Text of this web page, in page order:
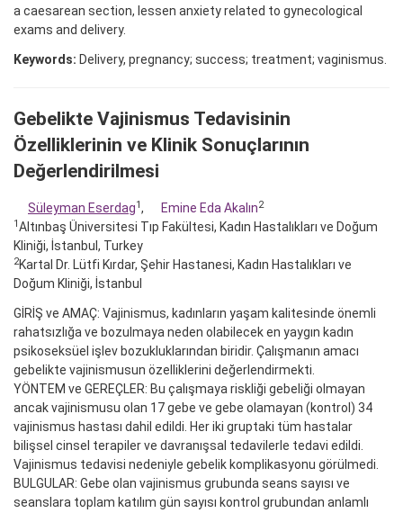
a caesarean section, lessen anxiety related to gynecological
exams and delivery.
Keywords: Delivery, pregnancy; success; treatment; vaginismus.
Gebelikte Vajinismus Tedavisinin
Özelliklerinin ve Klinik Sonuçlarının
Değerlendirilmesi
Süleyman Eserdag1, Emine Eda Akalın2
1Altınbaş Üniversitesi Tıp Fakültesi, Kadın Hastalıkları ve Doğum
Kliniği, İstanbul, Turkey
2Kartal Dr. Lütfi Kırdar, Şehir Hastanesi, Kadın Hastalıkları ve
Doğum Kliniği, İstanbul
GİRİŞ ve AMAÇ: Vajinismus, kadınların yaşam kalitesinde önemli
rahatsızlığa ve bozulmaya neden olabilecek en yaygın kadın
psikoseksüel işlev bozukluklarından biridir. Çalışmanın amacı
gebelikte vajinismusun özelliklerini değerlendirmekti.
YÖNTEM ve GEREÇLER: Bu çalışmaya riskliği gebeliği olmayan
ancak vajinismusu olan 17 gebe ve gebe olamayan (kontrol) 34
vajinismus hastası dahil edildi. Her iki gruptaki tüm hastalar
bilişsel cinsel terapiler ve davranışsal tedavilerle tedavi edildi.
Vajinismus tedavisi nedeniyle gebelik komplikasyonu görülmedi.
BULGULAR: Gebe olan vajinismus grubunda seans sayısı ve
seanslara toplam katılım gün sayısı kontrol grubundan anlamlı